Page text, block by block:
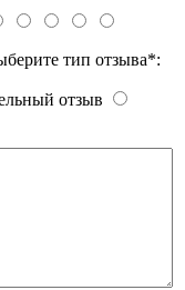
тип отзыва*:
отзыв